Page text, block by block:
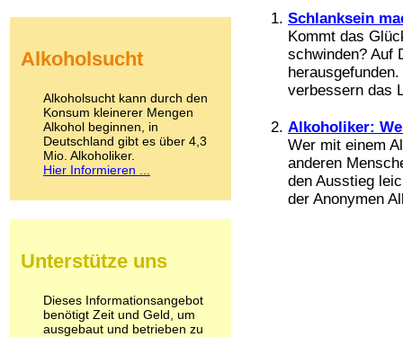
Schlanksein
Kommt das
schwinden? Auf
verbessern das
Alkoholiker:
Wer mit einem
anderen
den Ausstieg
der Anonymen
Kokain
LSD
Marihuana
Medikamente
Meskalin
Metamphetamin
Methadon
Pilze
Psychopharmaka
Schlafmittel
Schmerzmittel
Alkoholsucht
Alkoholsucht kann durch den
Konsum kleinerer Mengen
Alkohol beginnen, in
Deutschland gibt es über 4,3
Mio. Alkoholiker.
Hier Informieren ...
Unterstütze uns
Dieses Informationsangebot
benötigt Zeit und Geld, um
ausgebaut und betrieben zu